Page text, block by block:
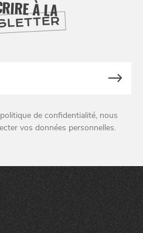
SE À LA
de confidentialité, nous
vos données personnelles.